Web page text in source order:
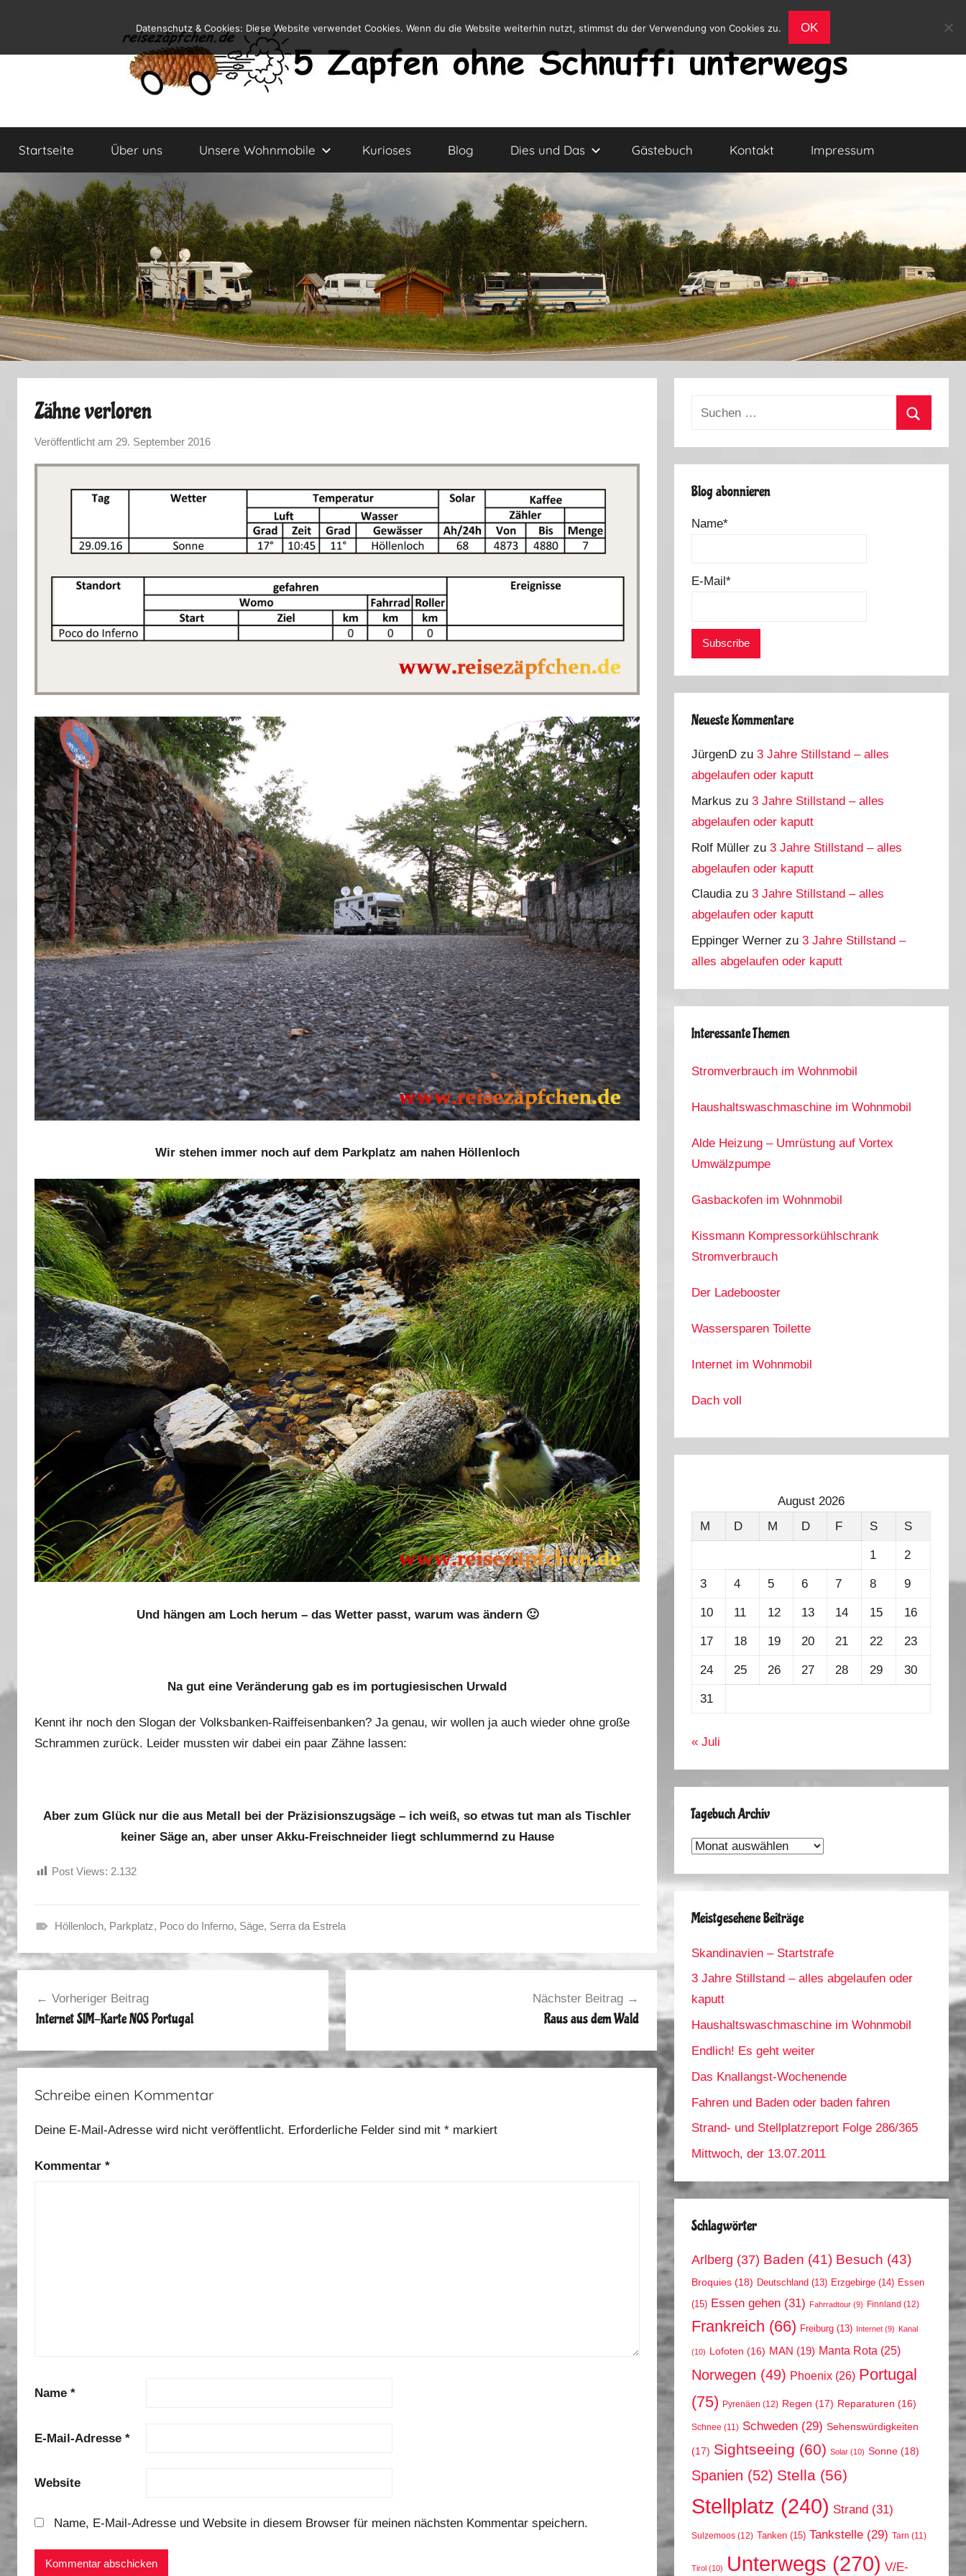
springen
Reiseblog
und
Leben
Wohnmobil
Startseite Über uns Unsere Wohnmobile Kurioses Blog Dies und Das Gästebuch Kontakt Impressum
Zähne verloren
Veröffentlicht am 29. September 2016
r
k
s
Wir stehen immer noch auf dem Parkplatz am nahen Höllenloch
Und hängen am Loch herum – das Wetter passt, warum was ändern 🙂
Na gut eine Veränderung gab es im portugiesischen Urwald
Kennt ihr noch den Slogan der Volksbanken-Raiffeisenbanken? Ja genau, wir wollen ja auch wieder ohne große
Schrammen zurück. Leider mussten wir dabei ein paar Zähne lassen:
Aber zum Glück nur die aus Metall bei der Präzisionszugsäge – ich weiß, so etwas tut man als Tischler
keiner Säge an, aber unser Akku-Freischneider liegt schlummernd zu Hause
Post Views: 2.132
r
n
c
,
p
i
,
6
Höllenloch, Parkplatz, Poco do Inferno, Säge, Serra da Estrela
Beitragsnavigation
Vorheriger Beitrag
Internet SIM-Karte NOS Portugal
Nächster Beitrag
Raus aus dem Wald
Schreibe einen Kommentar
Deine E-Mail-Adresse wird nicht veröffentlicht. Erforderliche Felder sind mit * markiert
Kommentar *
Name *
E-Mail-Adresse *
Website
Name, E-Mail-Adresse und Website in diesem Browser für meinen nächsten Kommentar speichern.
Suchen
Blog abonnieren
Name*
E-Mail*
Neueste Kommentare
JürgenD zu3 Jahre Stillstand – alles
abgelaufen oder kaputt
Markus zu3 Jahre Stillstand – alles
abgelaufen oder kaputt
Rolf Müller zu3 Jahre Stillstand – alles
abgelaufen oder kaputt
Claudiazu3 Jahre Stillstand – alles
abgelaufen oder kaputt
Eppinger Werner zu3 Jahre Stillstand –
alles abgelaufen oder kaputt
Interessante Themen
Stromverbrauch im Wohnmobil
Haushaltswaschmaschine im Wohnmobil
Alde Heizung – Umrüstung auf Vortex
Umwälzpumpe
Gasbackofen im Wohnmobil
Kissmann Kompressorkühlschrank
Stromverbrauch
Der Ladebooster
Wassersparen Toilette
Internet im Wohnmobil
Dach voll
August 2026
M
D M D F S S
1 2
3 4 5 6 7 8 9
10 11 12 13 14 15 16
17 18 19 20 21 22 23
24 25 26 27 28 29 30
31
« Juli
Tagebuch Archiv
Tagebuch
Meistgesehene Beiträge
Skandinavien – Startstrafe
3 Jahre Stillstand – alles abgelaufen oder
kaputt
Haushaltswaschmaschine im Wohnmobil
Endlich! Es geht weiter
Das Knallangst-Wochenende
Fahren und Baden oder baden fahren
Strand- und Stellplatzreport Folge 286/365
Mittwoch, der 13.07.2011
Schlagwörter
Arlberg (37) Baden (41) Besuch (43)
Broquies (18) Deutschland (13) Erzgebirge (14) Essen
(15) Essen gehen (31) Fahrradtour (9) Finnland (12)
Frankreich (66) Freiburg (13) Internet (9) Kanal
(10) Lofoten (16) MAN (19) Manta Rota (25)
Norwegen (49) Phoenix (26) Portugal
(75) Pyrenäen (12) Regen (17) Reparaturen (16)
Schnee (11) Schweden (29) Sehenswürdigkeiten
(17) Sightseeing (60) Solar (10) Sonne (18)
Spanien (52) Stella (56)
Stellplatz (240) Strand (31)
Sulzemoos (12) Tanken (15) Tankstelle (29) Tarn (11)
Tirol (10) Unterwegs (270) V/E-
Datenschutz & Cookies: Diese Website verwendet Cookies. Wenn du die Website weiterhin nutzt, stimmst du der Verwendung von Cookies zu. OK